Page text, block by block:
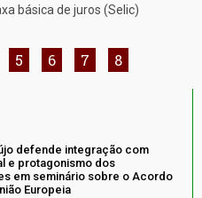
básica de juros (Selic)
5 6 7 8
defende integração com
e protagonismo dos
em seminário sobre o Acordo
Europeia